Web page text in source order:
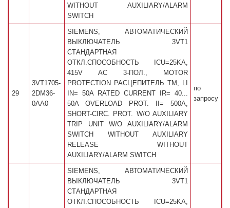
WITHOUT AUXILIARY/ALARM
SWITCH
29
3VT1705-
2DM36-
0AA0
SIEMENS, АВТОМАТИЧЕСКИЙ
ВЫКЛЮЧАТЕЛЬ 3VT1
СТАНДАРТНАЯ
ОТКЛ.СПОСОБНОСТЬ ICU=25KA,
415V AC 3-ПОЛ., MOTOR
PROTECTION РАСЦЕПИТЕЛЬ TM, LI
IN= 50A RATED CURRENT IR= 40...
50A OVERLOAD PROT. II= 500A,
SHORT-CIRC. PROT. W/O AUXILIARY
TRIP UNIT W/O AUXILIARY/ALARM
SWITCH WITHOUT AUXILIARY
RELEASE WITHOUT
AUXILIARY/ALARM SWITCH
по
запросу
SIEMENS, АВТОМАТИЧЕСКИЙ
ВЫКЛЮЧАТЕЛЬ 3VT1
СТАНДАРТНАЯ
ОТКЛ.СПОСОБНОСТЬ ICU=25KA,